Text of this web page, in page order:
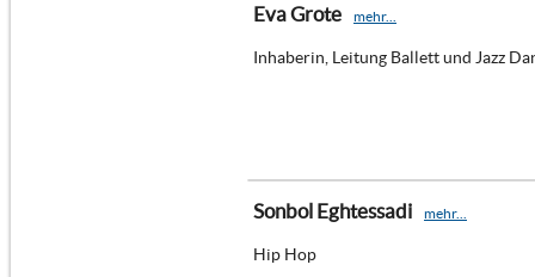
Eva Grote mehr...
Inhaberin, Leitung Ballett und Jazz
Sonbol Eghtessadi mehr...
Hip Hop